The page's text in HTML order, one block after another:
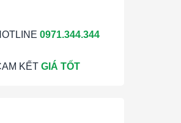
0971.344.344
KẾT GIÁ TỐT